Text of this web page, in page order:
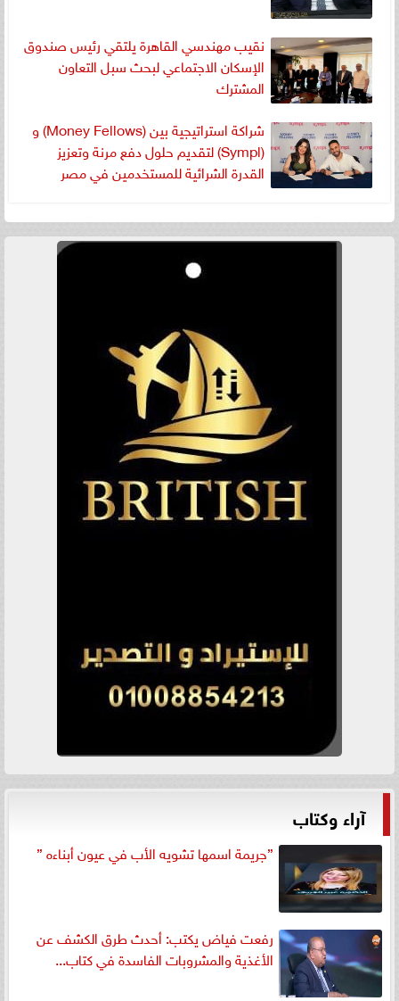
نقيب مهندسي القاهرة يلتقي رئيس صندوق
الإسكان الاجتماعي لبحث سبل التعاون
المشترك
شراكة استراتيجية بين (Money Fellows) و
(Sympl) لتقديم حلول دفع مرنة وتعزيز
القدرة الشرائية للمستخدمين في مصر
آراء وكتاب
”جريمة اسمها تشويه الأب في عيون أبناءه ”
رفعت فياض يكتب: أحدث طرق الكشف عن
الأغذية والمشروبات الفاسدة في كتاب...